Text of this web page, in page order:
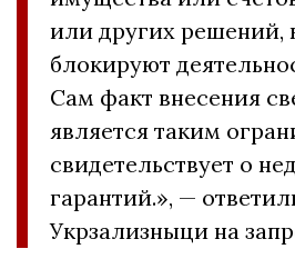
или других решений,
блокируют
Сам факт внесения
является таким
свидетельствует о
гарантий.», —
Укрзализныци на